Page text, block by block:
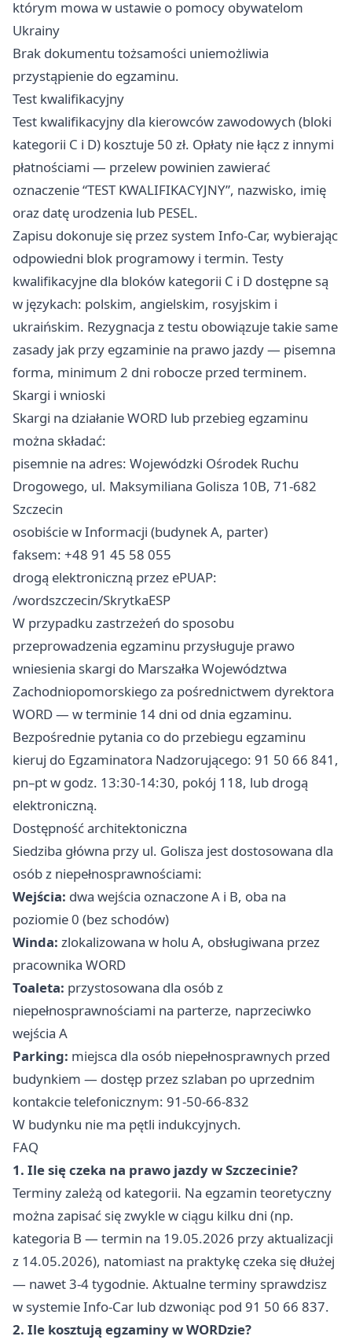
którym mowa w ustawie o pomocy obywatelom
Ukrainy
Brak dokumentu tożsamości uniemożliwia
przystąpienie do egzaminu.
Test kwalifikacyjny
Test kwalifikacyjny dla kierowców zawodowych (bloki
kategorii C i D) kosztuje 50 zł. Opłaty nie łącz z innymi
płatnościami — przelew powinien zawierać
oznaczenie “TEST KWALIFIKACYJNY”, nazwisko, imię
oraz datę urodzenia lub PESEL.
Zapisu dokonuje się przez system Info-Car, wybierając
odpowiedni blok programowy i termin. Testy
kwalifikacyjne dla bloków kategorii C i D dostępne są
w językach: polskim, angielskim, rosyjskim i
ukraińskim. Rezygnacja z testu obowiązuje takie same
zasady jak przy egzaminie na prawo jazdy — pisemna
forma, minimum 2 dni robocze przed terminem.
Skargi i wnioski
Skargi na działanie WORD lub przebieg egzaminu
można składać:
pisemnie na adres: Wojewódzki Ośrodek Ruchu
Drogowego, ul. Maksymiliana Golisza 10B, 71-682
Szczecin
osobiście w Informacji (budynek A, parter)
faksem: +48 91 45 58 055
drogą elektroniczną przez ePUAP:
/wordszczecin/SkrytkaESP
W przypadku zastrzeżeń do sposobu
przeprowadzenia egzaminu przysługuje prawo
wniesienia skargi do Marszałka Województwa
Zachodniopomorskiego za pośrednictwem dyrektora
WORD — w terminie 14 dni od dnia egzaminu.
Bezpośrednie pytania co do przebiegu egzaminu
kieruj do Egzaminatora Nadzorującego: 91 50 66 841,
pn–pt w godz. 13:30-14:30, pokój 118, lub drogą
elektroniczną.
Dostępność architektoniczna
Siedziba główna przy ul. Golisza jest dostosowana dla
osób z niepełnosprawnościami:
Wejścia: dwa wejścia oznaczone A i B, oba na
poziomie 0 (bez schodów)
Winda: zlokalizowana w holu A, obsługiwana przez
pracownika WORD
Toaleta: przystosowana dla osób z
niepełnosprawnościami na parterze, naprzeciwko
wejścia A
Parking: miejsca dla osób niepełnosprawnych przed
budynkiem — dostęp przez szlaban po uprzednim
kontakcie telefonicznym: 91-50-66-832
W budynku nie ma pętli indukcyjnych.
FAQ
1. Ile się czeka na prawo jazdy w Szczecinie?
Terminy zależą od kategorii. Na egzamin teoretyczny
można zapisać się zwykle w ciągu kilku dni (np.
kategoria B — termin na 19.05.2026 przy aktualizacji
z 14.05.2026), natomiast na praktykę czeka się dłużej
— nawet 3-4 tygodnie. Aktualne terminy sprawdzisz
w systemie Info-Car lub dzwoniąc pod 91 50 66 837.
2. Ile kosztują egzaminy w WORDzie?